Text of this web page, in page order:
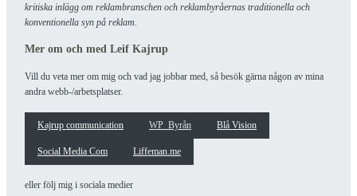
kritiska inlägg om reklambranschen och reklambyråernas traditionella och
konventionella syn på reklam.
Mer om och med Leif Kajrup
Vill du veta mer om mig och vad jag jobbar med, så besök gärna någon av mina
andra webb-/arbetsplatser.
Kajrup communication WP_Byrån Blå Vision
Social Media Com Liffeman.me
eller följ mig i sociala medier